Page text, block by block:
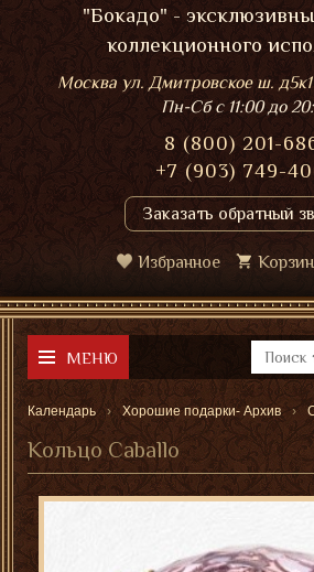
"Бокадо" -
коллекционного
Москва ул. Дмитровское ш.
Пн-Сбс 11:00 до
8 (800) 201-
+7 (903) 749-
Заказать обратный
Избранное
МЕНЮ
Календарь Хорошие подарки- Архив
Кольцо Caballo